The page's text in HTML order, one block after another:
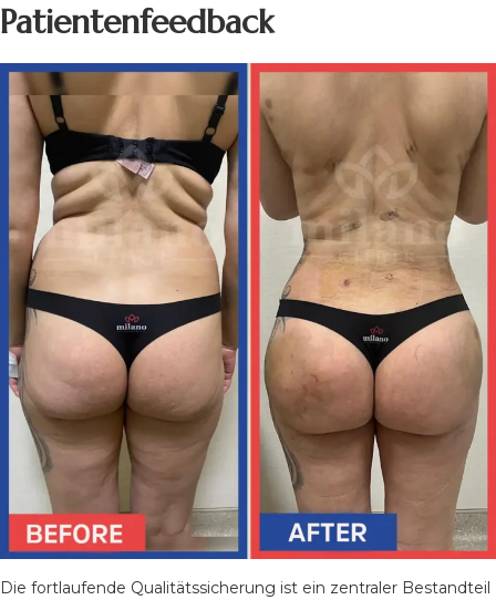
Patientenfeedback
Die fortlaufende Qualitätssicherung ist ein zentraler Bestandteil